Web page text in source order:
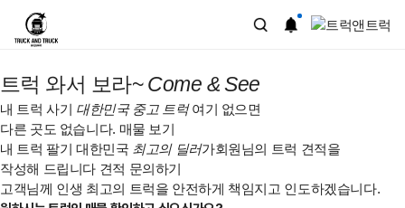
|
중고
5톤트럭
화물차
트럭 와서 보라~ Come & See
내 트럭 사기 대한민국 중고 트럭여기 없으면
다른 곳도 없습니다. 매물 보기
내 트럭 팔기 대한민국 최고의 딜러가회원님의 트럭 견적을
작성해 드립니다 견적 문의하기
고객님께 인생 최고의 트럭을 안전하게 책임지고 인도하겠습니다.